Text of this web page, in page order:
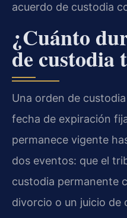
acuerdo de custodia
¿Cuánto
de custodia
Una orden de
fecha de expiración
permanece vigente
dos eventos: que el
custodia permanente
divorcio o un juicio de